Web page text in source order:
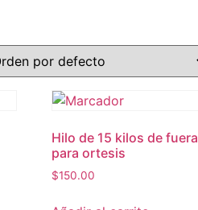
Hilo de 15 kilos de fuera
para ortesis
$150.00